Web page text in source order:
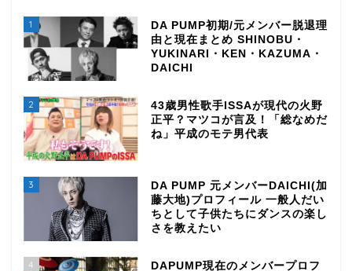
1
DA PUMP初期/元メンバー脱退理
由と現在まとめ SHINOBU・
YUKINARI・KEN・KAZUMA・
DAICHI
2
43歳男性歌手ISSAが現代の火野
正平？マツコが言及！「総なめだ
ね」平成のモテ男代表
3
DA PUMP 元メンバーDAICHI(加
藤大地)プロフィール 一般人だい
ちとして子供たちにダンスの楽し
さを教えたい
4
DAPUMP現在のメンバープロフ